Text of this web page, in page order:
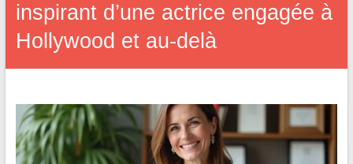
inspirant d’une actrice engagée à
Hollywood et au-delà